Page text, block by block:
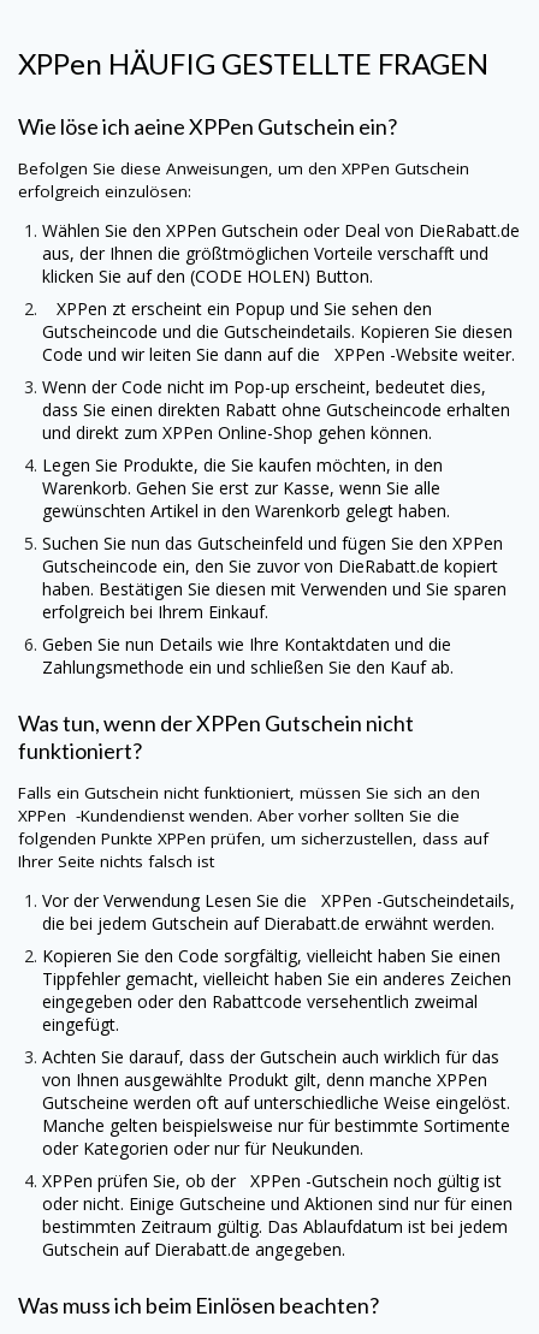
XPPen HÄUFIG GESTELLTE FRAGEN
Wie löse ich aeineXPPen Gutschein ein?
Befolgen Sie diese Anweisungen, um den XPPen Gutschein
erfolgreich einzulösen:
Wählen Sie den XPPen Gutschein oder Deal von DieRabatt.de
aus, der Ihnen die größtmöglichen Vorteile verschafft und
klicken Sie auf den (CODE HOLEN) Button.
XPPen zt erscheint ein Popup und Sie sehen den
Gutscheincode und die Gutscheindetails. Kopieren Sie diesen
Code und wir leiten Sie dann auf die XPPen -Website weiter.
Wenn der Code nicht im Pop-up erscheint, bedeutet dies,
dass Sie einen direkten Rabatt ohne Gutscheincode erhalten
und direkt zum XPPen Online-Shop gehen können.
Legen Sie Produkte, die Sie kaufen möchten, in den
Warenkorb. Gehen Sie erst zur Kasse, wenn Sie alle
gewünschten Artikel in den Warenkorb gelegt haben.
Suchen Sie nun das Gutscheinfeld und fügen Sie den XPPen
Gutscheincode ein, den Sie zuvor von DieRabatt.de kopiert
haben. Bestätigen Sie diesen mit Verwenden und Sie sparen
erfolgreich bei Ihrem Einkauf.
Geben Sie nun Details wie Ihre Kontaktdaten und die
Zahlungsmethode ein und schließen Sie den Kauf ab.
Was tun, wenn derXPPen Gutschein nicht
funktioniert?
Falls ein Gutschein nicht funktioniert, müssen Sie sich an den
XPPen -Kundendienst wenden. Aber vorher sollten Sie die
folgenden Punkte XPPen prüfen, um sicherzustellen, dass auf
Ihrer Seite nichts falsch ist
Vor der Verwendung Lesen Sie die XPPen -Gutscheindetails,
die bei jedem Gutschein aufDierabatt.de erwähnt werden.
Kopieren Sie den Code sorgfältig, vielleicht haben Sie einen
Tippfehler gemacht, vielleicht haben Sie ein anderes Zeichen
eingegeben oder den Rabattcode versehentlich zweimal
eingefügt.
Achten Sie darauf, dass der Gutschein auch wirklich für das
von Ihnen ausgewählte Produkt gilt, denn manche XPPen
Gutscheine werden oft auf unterschiedliche Weise eingelöst.
Manche gelten beispielsweise nur für bestimmte Sortimente
oder Kategorien oder nur für Neukunden.
XPPen prüfen Sie, ob der XPPen -Gutschein noch gültig ist
oder nicht. Einige Gutscheine und Aktionen sind nur für einen
bestimmten Zeitraum gültig. Das Ablaufdatum ist bei jedem
Gutschein aufDierabatt.de angegeben.
Was muss ich beim Einlösen beachten?